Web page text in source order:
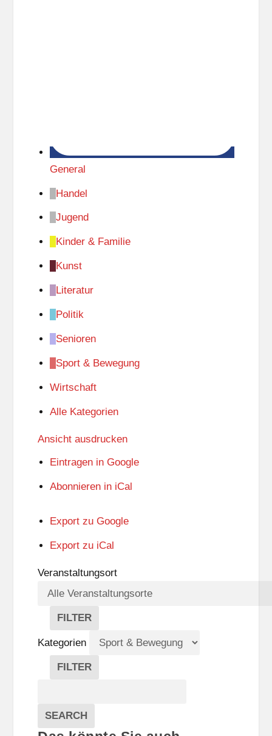
General
Handel
Jugend
Kinder & Familie
Kunst
Literatur
Politik
Senioren
Sport & Bewegung
Wirtschaft
Alle Kategorien
Ansicht ausdrucken
Eintragen in Google
Abonnieren in iCal
Export zu Google
Export zu iCal
Veranstaltungsort
FILTER
V
E
R
A
A
L
Kategorien
FILTER
E
G
Veranstaltungen
SEARCH